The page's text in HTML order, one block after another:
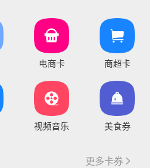
您好，通兑一卡通临时维护，麻烦暂停提交订单，恢复通知！
通知
暂时维护，恢复待通知，给您
电商卡 商超卡
视频音乐 美食券
更多卡券